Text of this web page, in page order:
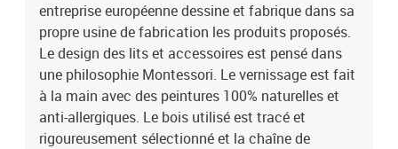
entreprise européenne dessine et fabrique dans sa
propre usine de fabrication les produits proposés.
Le design des lits et accessoires est pensé dans
une philosophie Montessori. Le vernissage est fait
à la main avec des peintures 100% naturelles et
anti-allergiques. Le bois utilisé est tracé et
rigoureusement sélectionné et la chaîne de